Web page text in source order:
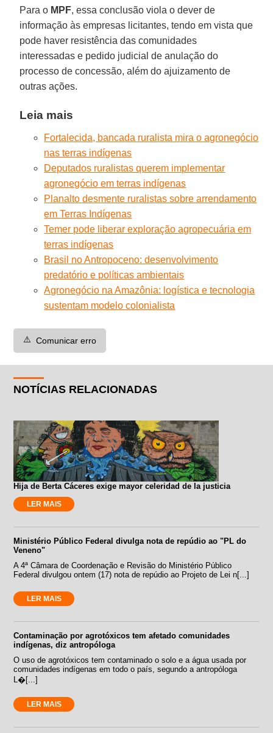
Para o MPF, essa conclusão viola o dever de
informação às empresas licitantes, tendo em vista que
pode haver resistência das comunidades
interessadas e pedido judicial de anulação do
processo de concessão, além do ajuizamento de
outras ações.
Leia mais
Fortalecida, bancada ruralista mira o agronegócio
nas terras indígenas
Deputados ruralistas querem implementar
agronegócio em terras indígenas
Planalto desmente ruralistas sobre arrendamento
em Terras Indígenas
Temer pode liberar exploração agropecuária em
terras indígenas
Brasil no Antropoceno: desenvolvimento
predatório e políticas ambientais
Agronegócio na Amazônia: logística e tecnologia
sustentam modelo colonialista
⚠️ Comunicar erro
NOTÍCIAS RELACIONADAS
Hija de Berta Cáceres exige mayor celeridad de la justicia
LER MAIS
Ministério Público Federal divulga nota de repúdio ao "PL do
Veneno"
A 4ª Câmara de Coordenação e Revisão do Ministério Público
Federal divulgou ontem (17) nota de repúdio ao Projeto de Lei n[...]
LER MAIS
Contaminação por agrotóxicos tem afetado comunidades
indígenas, diz antropóloga
O uso de agrotóxicos tem contaminado o solo e a água usada por
comunidades indígenas em todo o país, segundo a antropóloga
L�[...]
LER MAIS